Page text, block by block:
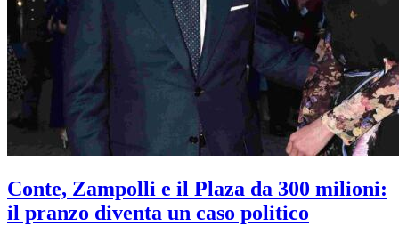
Conte, Zampolli e il Plaza da 300 milioni:
il pranzo diventa un caso politico